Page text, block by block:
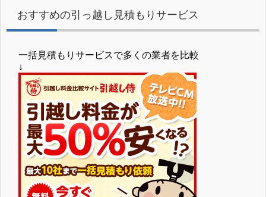
おすすめの引っ越し見積もりサービス
一括見積もりサービスで多くの業者を比較
↓